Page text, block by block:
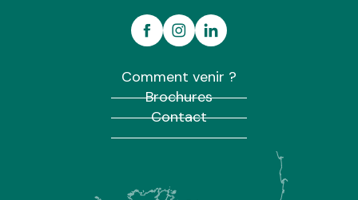
Comment venir ?
Brochures
Contact